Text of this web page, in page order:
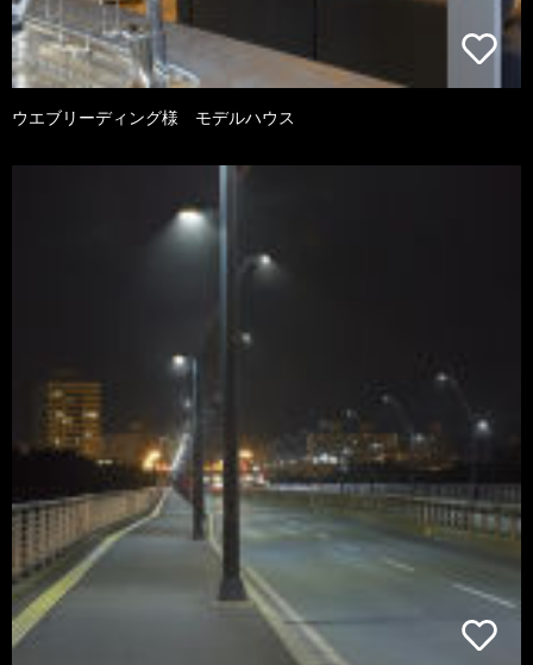
ウエブリーディング様 モデルハウス